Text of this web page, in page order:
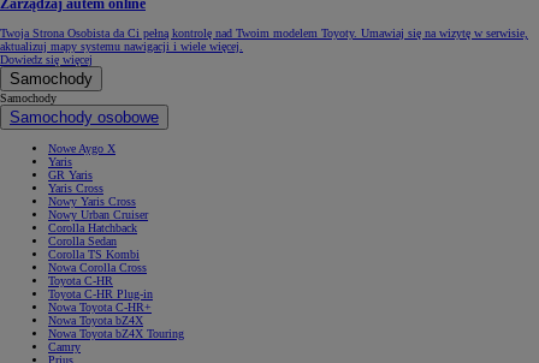
Zarządzaj autem online
Twoja Strona Osobista da Ci pełną kontrolę nad Twoim modelem Toyoty. Umawiaj się na wizytę w serwisie,
aktualizuj mapy systemu nawigacji i wiele więcej.
Dowiedz się więcej
Samochody
Samochody
Samochody osobowe
Nowe Aygo X
Yaris
GR Yaris
Yaris Cross
Nowy Yaris Cross
Nowy Urban Cruiser
Corolla Hatchback
Corolla Sedan
Corolla TS Kombi
Nowa Corolla Cross
Toyota C-HR
Toyota C-HR Plug-in
Nowa Toyota C-HR+
Nowa Toyota bZ4X
Nowa Toyota bZ4X Touring
Camry
Prius